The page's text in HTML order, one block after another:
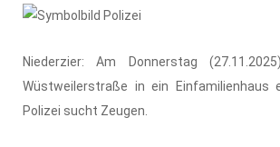
Niederzier: Am Donnerstag
Wüstweilerstraße in ein Einfamilienhaus
Polizei sucht Zeugen.